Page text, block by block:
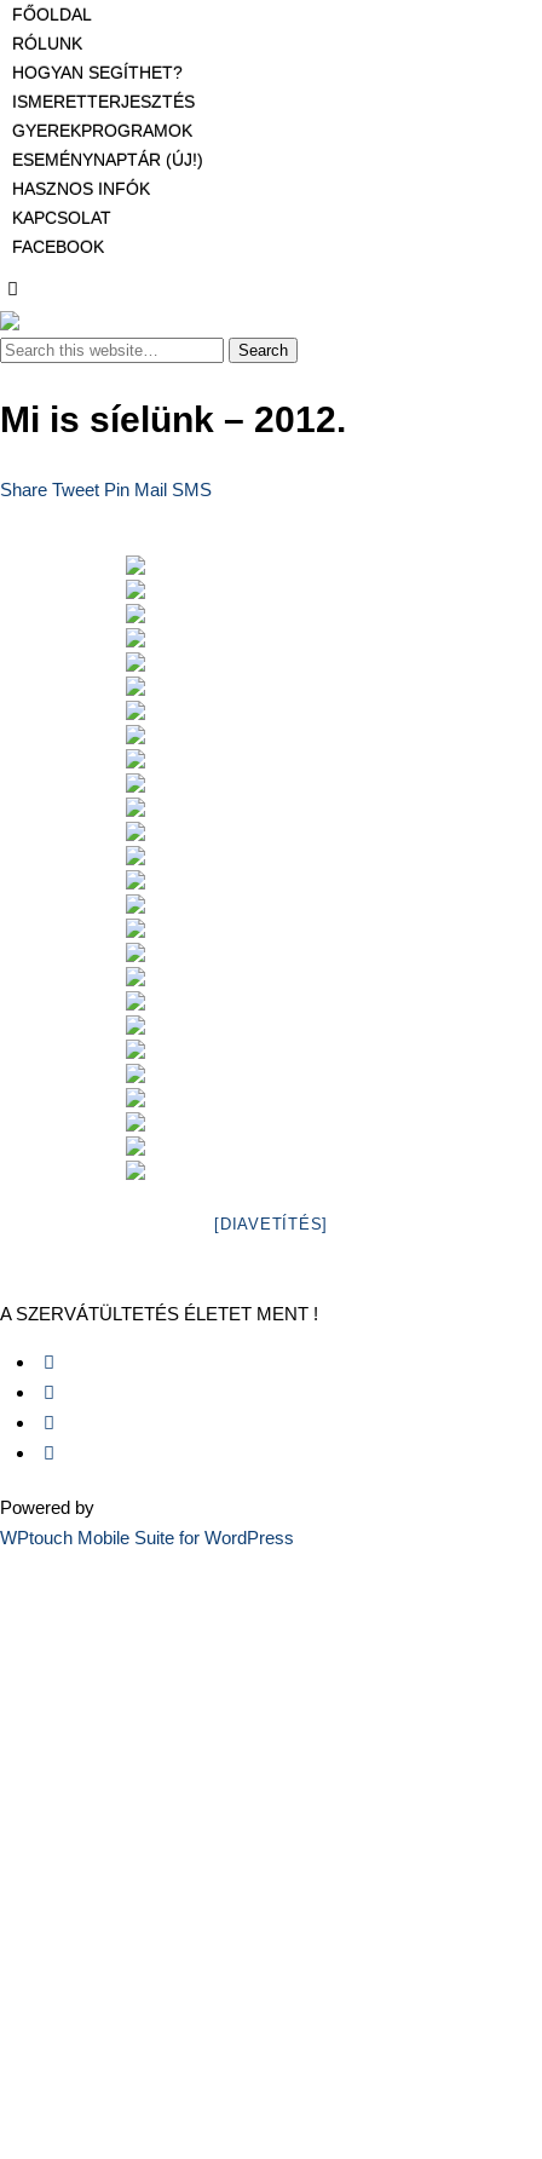
FŐOLDAL
RÓLUNK
HOGYAN SEGÍTHET?
ISMERETTERJESZTÉS
GYEREKPROGRAMOK
ESEMÉNYNAPTÁR (ÚJ!)
HASZNOS INFÓK
KAPCSOLAT
FACEBOOK
Mi is síelünk – 2012.
Share Tweet Pin Mail SMS
[DIAVETÍTÉS]
A SZERVÁTÜLTETÉS ÉLETET MENT !
Powered by
WPtouch Mobile Suite for WordPress